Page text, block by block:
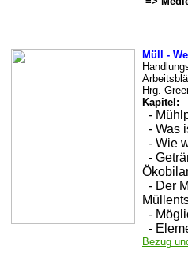
Müll -
Hrg.
Kapitel:
-
- Was
- Wie
-
- Der
-
-
Bezug